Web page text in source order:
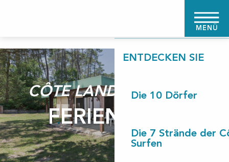
MENÜ
ENTDECKEN SIE
Die 10 Dörfer
Die 7 Strände der
Surfen
CÔTE LANDES NATURE
FERIENDORF